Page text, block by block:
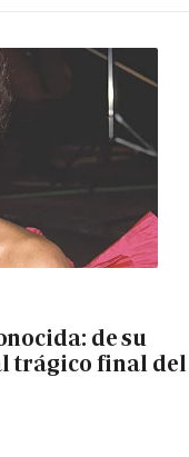
de su
trágico final del